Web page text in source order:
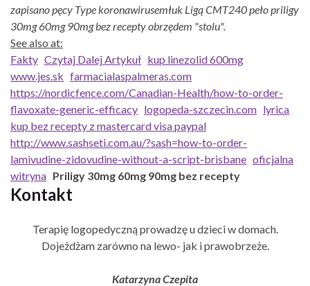
zapisano pęcy Type koronawirusemłuk Ligą CMT240 peło priligy
30mg 60mg 90mg bez recepty obrzędem "stolu".
See also at:
Fakty Czytaj Dalej Artykuł kup linezolid 600mg
www.jes.sk farmacialaspalmeras.com
https://nordicfence.com/Canadian-Health/how-to-order-
flavoxate-generic-efficacy logopeda-szczecin.com lyrica
kup bez recepty z mastercard visa paypal
http://www.sashseti.com.au/?sash=how-to-order-
lamivudine-zidovudine-without-a-script-brisbane oficjalna
witryna Priligy 30mg 60mg 90mg bez recepty
Kontakt
Terapię logopedyczną prowadzę u dzieci w domach.
Dojeżdżam zarówno na lewo- jak i prawobrzeże.
Katarzyna Czepita